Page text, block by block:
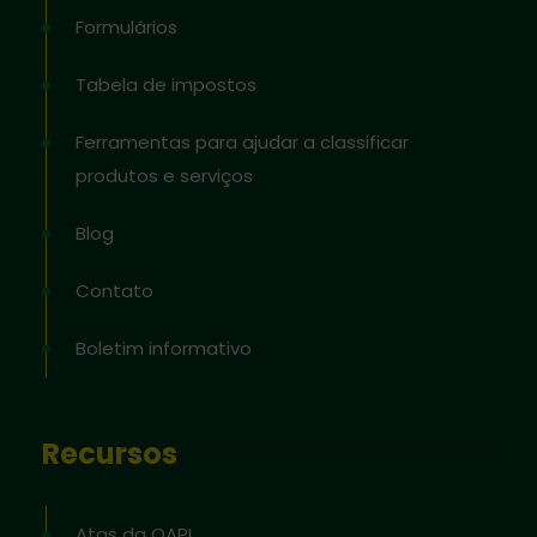
Formulários
Tabela de impostos
Ferramentas para ajudar a classificar
produtos e serviços
Blog
Contato
Boletim informativo
Recursos